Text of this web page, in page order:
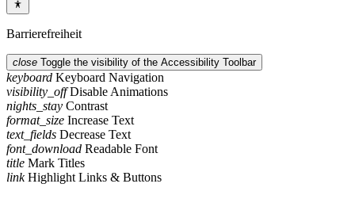
Barrierefreiheit
close Toggle the visibility of the Accessibility Toolbar
keyboard Keyboard Navigation
visibility_off Disable Animations
nights_stay Contrast
format_size Increase Text
text_fields Decrease Text
font_download Readable Font
title Mark Titles
link Highlight Links & Buttons